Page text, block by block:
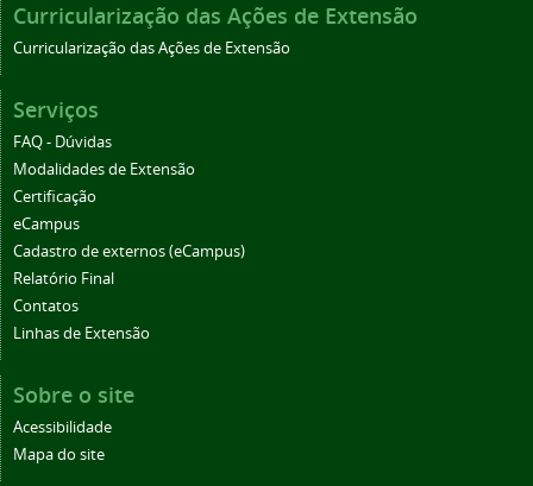
Curricularização das Ações de Extensão
Curricularização das Ações de Extensão
Serviços
FAQ - Dúvidas
Modalidades de Extensão
Certificação
eCampus
Cadastro de externos (eCampus)
Relatório Final
Contatos
Linhas de Extensão
Sobre o site
Acessibilidade
Mapa do site